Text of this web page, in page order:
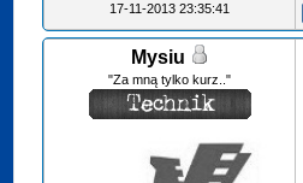
17-11-2013 23:35:41
Mysiu
"Za mną tylko kurz.."